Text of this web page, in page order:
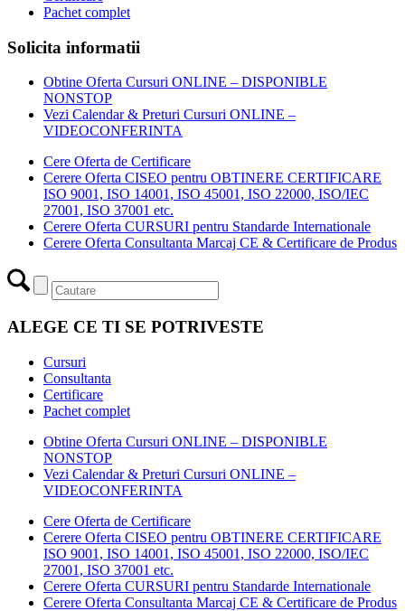
Pachet complet
Solicita informatii
Obtine Oferta Cursuri ONLINE – DISPONIBLE
NONSTOP
Vezi Calendar & Preturi Cursuri ONLINE –
VIDEOCONFERINTA
Cere Oferta de Certificare
Cerere Oferta CISEO pentru OBTINERE CERTIFICARE
ISO 9001, ISO 14001, ISO 45001, ISO 22000, ISO/IEC
27001, ISO 37001 etc.
Cerere Oferta CURSURI pentru Standarde Internationale
Cerere Oferta Consultanta Marcaj CE & Certificare de Produs
ALEGE CE TI SE POTRIVESTE
Cursuri
Consultanta
Certificare
Pachet complet
Obtine Oferta Cursuri ONLINE – DISPONIBLE
NONSTOP
Vezi Calendar & Preturi Cursuri ONLINE –
VIDEOCONFERINTA
Cere Oferta de Certificare
Cerere Oferta CISEO pentru OBTINERE CERTIFICARE
ISO 9001, ISO 14001, ISO 45001, ISO 22000, ISO/IEC
27001, ISO 37001 etc.
Cerere Oferta CURSURI pentru Standarde Internationale
Cerere Oferta Consultanta Marcaj CE & Certificare de Produs